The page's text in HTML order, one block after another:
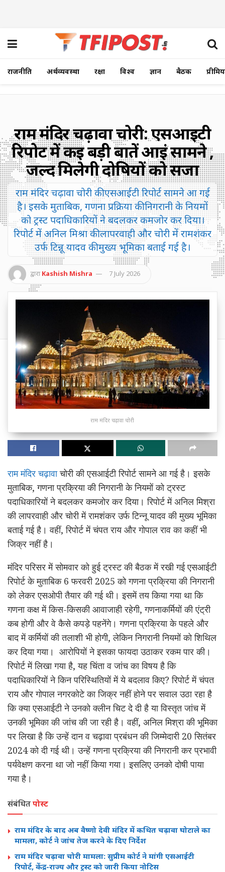
राजनीति अर्थव्यवस्था रक्षा विश्व ज्ञान बैठक
राम मंदिर चढ़ावा चोरी: एसआईटी
रिपोर्ट में कई बड़ी बातें आईं सामने ,
जल्द मिलेगी दोषियों को सजा
राम मंदिर चढ़ावा चोरी की एसआईटी रिपोर्ट सामने आ गई
है। इसके मुताबिक, गणना प्रक्रिया की निगरानी के नियमों
को ट्रस्ट पदाधिकारियों ने बदलकर कमजोर कर दिया।
रिपोर्ट में अनिल मिश्रा की लापरवाही और चोरी में रामशंकर
उर्फ टिन्नू यादव की मुख्य भूमिका बताई गई है।
द्वारा Kashish Mishra 7 July 2026
राम मंदिर चढ़ावा चोरी
राम मंदिर चढ़ावाचोरी की एसआईटी रिपोर्ट सामने आ गई है। इसके
मुताबिक, गणना प्रक्रिया की निगरानी के नियमों को ट्रस्ट
पदाधिकारियों ने बदलकर कमजोर कर दिया। रिपोर्ट में अनिल मिश्रा
की लापरवाही और चोरी में रामशंकर उर्फ टिन्नू यादव की मुख्य भूमिका
बताई गई है। वहीं, रिपोर्ट में चंपत राय और गोपाल राव का कहीं भी
जिक्र नहीं है।
मंदिर परिसर में सोमवार को हुई ट्रस्ट की बैठक में रखी गई एसआईटी
रिपोर्ट के मुताबिक 6 फरवरी 2025 को गणना प्रक्रिया की निगरानी
को लेकर एसओपी तैयार की गई थी। इसमें तय किया गया था कि
गणना कक्ष में किस-किसकी आवाजाही रहेगी, गणनाकर्मियों की एंट्री
कब होगी और वे कैसे कपड़े पहनेंगे। गणना प्रक्रिया के पहले और
बाद में कर्मियों की तलाशी भी होगी, लेकिन निगरानी नियमों को शिथिल
कर दिया गया। आरोपियों ने इसका फायदा उठाकर रकम पार की।
रिपोर्ट में लिखा गया है, यह चिंता व जांच का विषय है कि
पदाधिकारियों ने किन परिस्थितियों में ये बदलाव किए? रिपोर्ट में चंपत
राय और गोपाल नगरकोटे का जिक्र नहीं होने पर सवाल उठा रहा है
कि क्या एसआईटी ने उनको क्लीन चिट दे दी है या विस्तृत जांच में
उनकी भूमिका की जांच की जा रही है। वहीं, अनिल मिश्रा की भूमिका
पर लिखा है कि उन्हें दान व चढ़ावा प्रबंधन की जिम्मेदारी 20 सितंबर
2024 को दी गई थी। उन्हें गणना प्रक्रिया की निगरानी कर प्रभावी
पर्यवेक्षण करना था जो नहीं किया गया। इसलिए उनको दोषी पाया
गया है।
संबंधितपोस्ट
राम मंदिर के बाद अब वैष्णो देवी मंदिर में कथित चढ़ावा घोटाले का
मामला, कोर्ट ने जांच तेज करने के दिए निर्देश
राम मंदिर चढ़ावा चोरी मामला: सुप्रीम कोर्ट ने मांगी एसआईटी
रिपोर्ट, केंद्र-राज्य और ट्रस्ट को जारी किया नोटिस